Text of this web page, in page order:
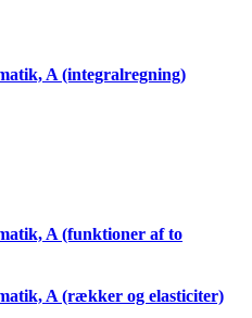
A (integralregning)
A (funktioner af to
A (rækker og elasticiter)